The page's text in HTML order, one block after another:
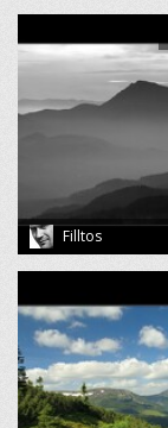
Filltos